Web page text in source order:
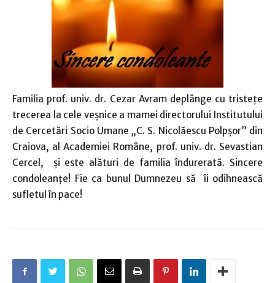
Familia prof. univ. dr. Cezar Avram deplânge cu tristeţe
trecerea la cele veşnice a mamei directorului Institutului
de Cercetări Socio Umane „C. S. Nicolăescu Polpşor” din
Craiova, al Academiei Române, prof. univ. dr. Sevastian
Cercel, şi este alături de familia îndurerată. Sincere
condoleanţe! Fie ca bunul Dumnezeu să îi odihnească
sufletul în pace!